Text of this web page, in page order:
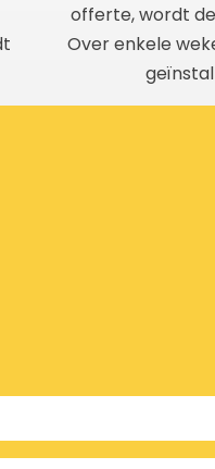
offerte, wordt
Over enkele